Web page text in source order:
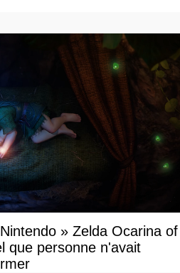
» Zelda Ocarina of
que personne n'avait